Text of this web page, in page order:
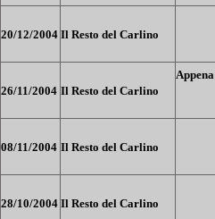
20/12/2004 Il Resto del Carlino
26/11/2004 Il Resto del Carlino
08/11/2004 Il Resto del Carlino
28/10/2004 Il Resto del Carlino